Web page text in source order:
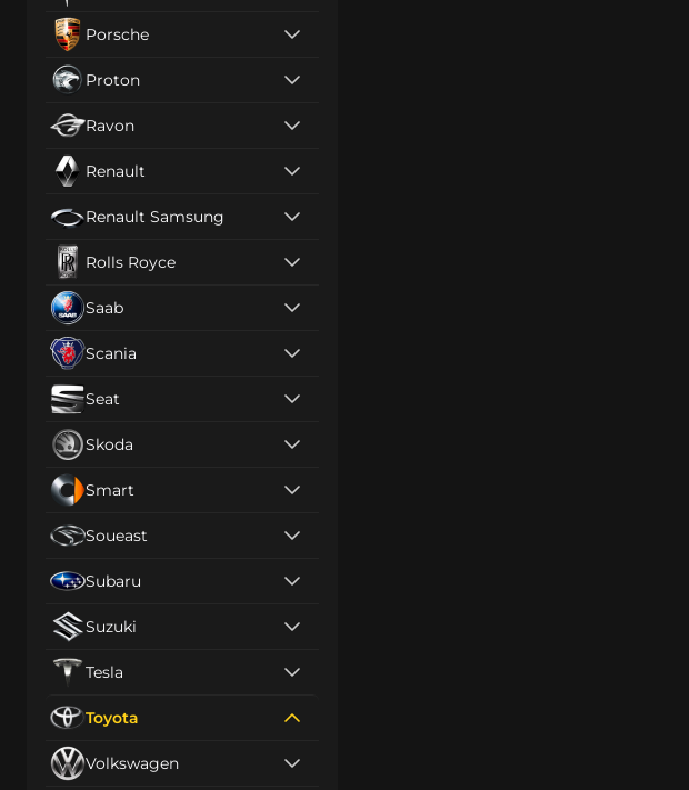
Porsche
Proton
Ravon
Renault
Renault Samsung
Rolls Royce
Saab
Scania
Seat
Skoda
Smart
Soueast
Subaru
Suzuki
Tesla
Toyota
Volkswagen